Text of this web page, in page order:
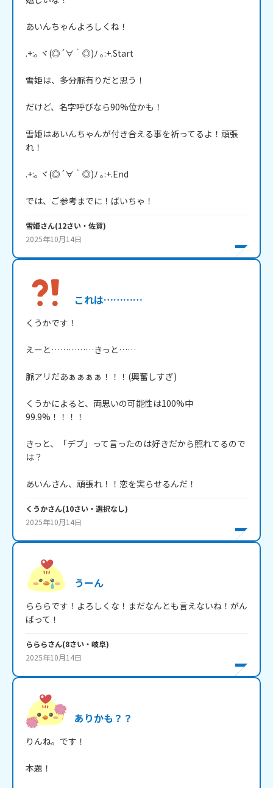
あいんちゃんよろしくね！
.+:｡ ヾ(◎´∀｀◎)ﾉ ｡:+.Start
雪姫は、多分脈有りだと思う！
だけど、名字呼びなら90%位かも！
雪姫はあいんちゃんが付き合える事を祈ってるよ！頑張
れ！
.+:｡ ヾ(◎´∀｀◎)ﾉ ｡:+.End
では、ご参考までに！ばいちゃ！
雪姫さん(12さい・ 佐賀)
2025年10月14日
これは…………
くうかです！
えーと……………きっと……
脈アリだあぁぁぁぁ！！！(興奮しすぎ)
くうかによると、両思いの可能性は100%中
99.9%！！！！
きっと、「デブ」って言ったのは好きだから照れてるので
は？
くうかさん(10さい・ 選択なし)
2025年10月14日
うーん
らららです！よろしくな！まだなんとも言えないね！がん
ばって！
らららさん(8さい・ 岐阜)
2025年10月14日
ありかも？？
りんね。です！
本題！